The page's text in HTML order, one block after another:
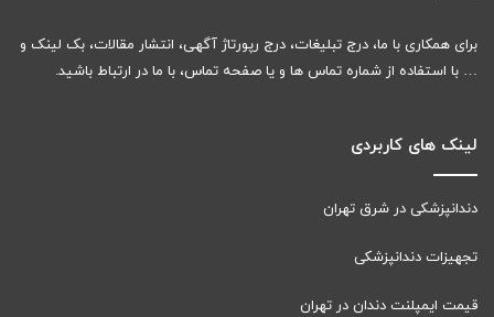
برای همکاری با ما، درج تبلیغات، درج رپورتاژ آگهی، انتشار مقالات، بک لینک و
… با استفاده از شماره تماس ها و یا صفحه تماس، با ما در ارتباط باشید.
لینک های کاربردی
دندانپزشکی در شرق تهران
تجهیزات دندانپزشکی
قیمت ایمپلنت دندان در تهران